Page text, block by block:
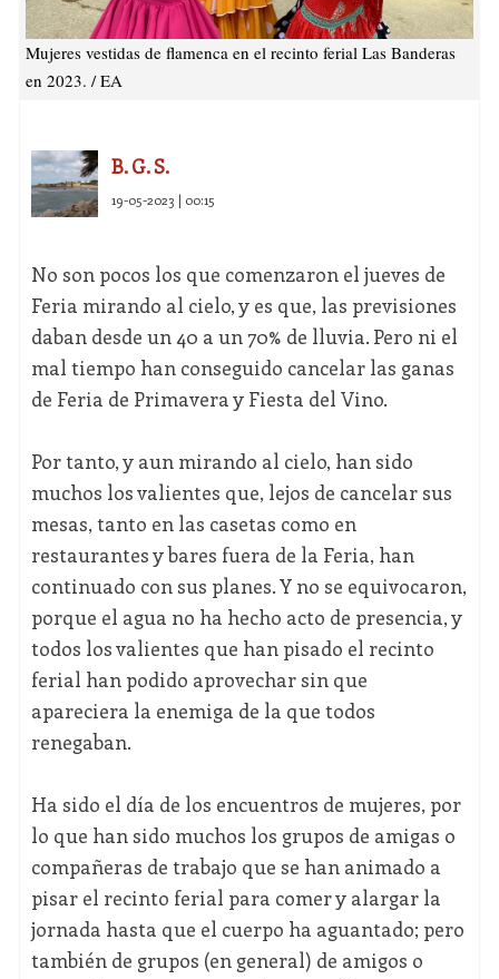
Mujeres vestidas de flamenca en el recinto ferial Las Banderas
en 2023. / EA
B. G. S.
19-05-2023 | 00:15
No son pocos los que comenzaron el jueves de
Feria mirando al cielo, y es que, las previsiones
daban desde un 40 a un 70% de lluvia. Pero ni el
mal tiempo han conseguido cancelar las ganas
de Feria de Primavera y Fiesta del Vino.
Por tanto, y aun mirando al cielo, han sido
muchos los valientes que, lejos de cancelar sus
mesas, tanto en las casetas como en
restaurantes y bares fuera de la Feria, han
continuado con sus planes. Y no se equivocaron,
porque el agua no ha hecho acto de presencia, y
todos los valientes que han pisado el recinto
ferial han podido aprovechar sin que
apareciera la enemiga de la que todos
renegaban.
Ha sido el día de los encuentros de mujeres, por
lo que han sido muchos los grupos de amigas o
compañeras de trabajo que se han animado a
pisar el recinto ferial para comer y alargar la
jornada hasta que el cuerpo ha aguantado; pero
también de grupos (en general) de amigos o